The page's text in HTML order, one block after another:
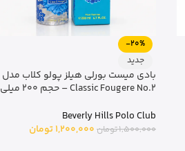
-20%
جدید
بادی میست بورلی هیلز پولو کلاب مدل
Classic Fougere No.2 – حجم 200 میلی
Beverly Hills Polo Club
1,500,000تومان 1,200,000تومان